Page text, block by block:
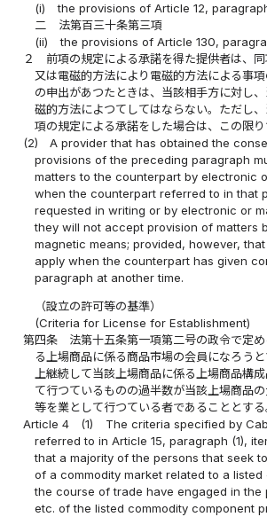
(i)
the provisions of Article 12,
二
法第百三十条第三項
(ii)
the provisions of Article 130,
２
前項の規定による承諾を得た提供者は、
又は電磁的方法により電磁的方法による事
の申出があつたときは、当該相手方に対し
磁的方法によつてしてはならない。ただし
項の規定による承諾をした場合は、この限り
(2)
A provider that has obtained the
provisions of the preceding paragraph
matters to the counterpart by electronic
when the counterpart referred to in that
requested in writing or by electronic or
they will not accept provision of matters
magnetic means; provided, however,
apply when the counterpart has given
paragraph at another time.
（設立の許可等の基準）
(Criteria for License for Establishment)
第四条
法第十五条第一項第二号の政令で定
る上場商品に係る商品市場の会員になろう
上継続して当該上場商品に係る上場商品構
て行つているものの過半数が当該上場商品
等を業として行つている者であることとする
Article 4
(1)
The criteria specified by
referred to in Article 15, paragraph (1),
that a majority of the persons that seek
of a commodity market related to a listed
the course of trade have engaged in the
etc. of the listed commodity component